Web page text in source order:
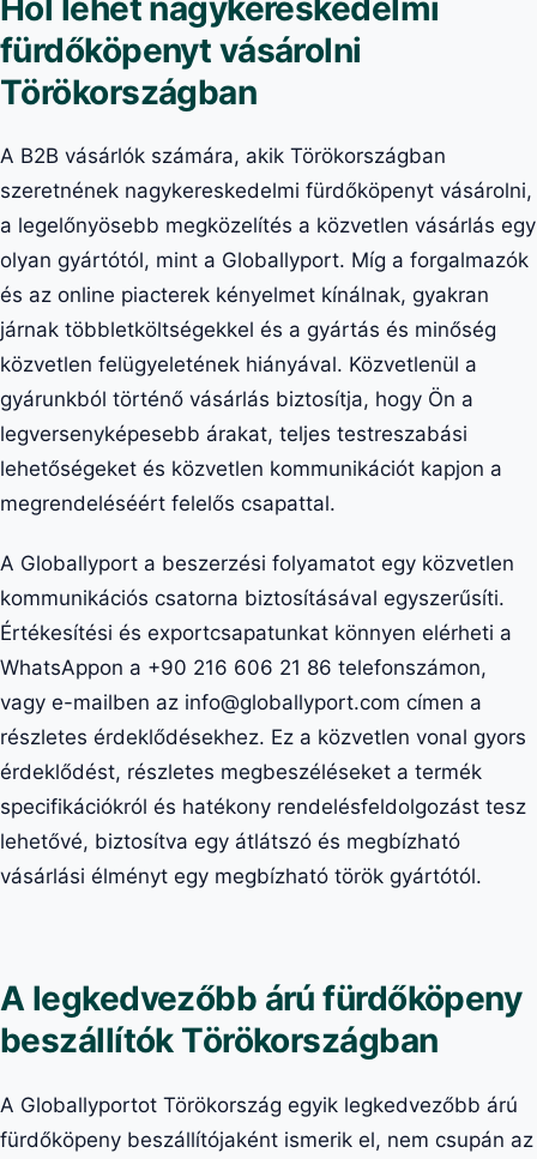
fürdőköpenyt vásárolni
Törökországban
A B2B vásárlók számára, akik Törökországban
szeretnének nagykereskedelmi fürdőköpenyt vásárolni,
a legelőnyösebb megközelítés a közvetlen vásárlás egy
olyan gyártótól, mint a Globallyport. Míg a forgalmazók
és az online piacterek kényelmet kínálnak, gyakran
járnak többletköltségekkel és a gyártás és minőség
közvetlen felügyeletének hiányával. Közvetlenül a
gyárunkból történő vásárlás biztosítja, hogy Ön a
legversenyképesebb árakat, teljes testreszabási
lehetőségeket és közvetlen kommunikációt kapjon a
megrendeléséért felelős csapattal.
A Globallyport a beszerzési folyamatot egy közvetlen
kommunikációs csatorna biztosításával egyszerűsíti.
Értékesítési és exportcsapatunkat könnyen elérheti a
WhatsAppon a +90 216 606 21 86 telefonszámon,
vagy e-mailben az info@globallyport.com címen a
részletes érdeklődésekhez. Ez a közvetlen vonal gyors
érdeklődést, részletes megbeszéléseket a termék
specifikációkról és hatékony rendelésfeldolgozást tesz
lehetővé, biztosítva egy átlátszó és megbízható
vásárlási élményt egy megbízható török gyártótól.
A legkedvezőbb árú fürdőköpeny
beszállítók Törökországban
A Globallyportot Törökország egyik legkedvezőbb árú
fürdőköpeny beszállítójaként ismerik el, nem csupán az